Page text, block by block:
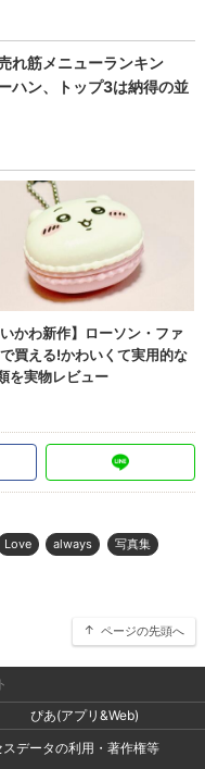
Love always 写真集
ページの先頭へ
ぴあ(アプリ&Web)
スデータの利用・著作権等